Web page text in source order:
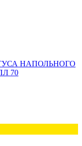
НАПОЛЬНОГО
70